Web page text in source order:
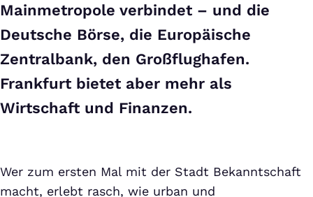
Mainmetropole verbindet – und die
Deutsche Börse, die Europäische
Zentralbank, den Großflughafen.
Frankfurt bietet aber mehr als
Wirtschaft und Finanzen.
Wer zum ersten Mal mit der Stadt Bekanntschaft
macht, erlebt rasch, wie urban und